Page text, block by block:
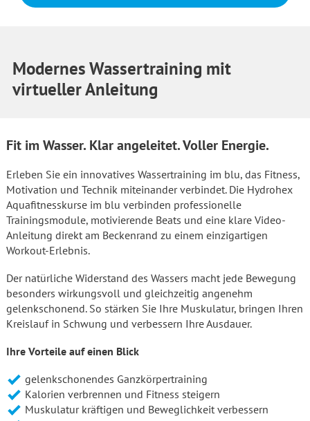
Modernes Wassertraining mit
virtueller Anleitung
Fit im Wasser. Klar angeleitet. Voller Energie.
Erleben Sie ein innovatives Wassertraining im blu, das Fitness,
Motivation und Technik miteinander verbindet. Die Hydrohex
Aquafitnesskurse im blu verbinden professionelle
Trainingsmodule, motivierende Beats und eine klare Video-
Anleitung direkt am Beckenrand zu einem einzigartigen
Workout-Erlebnis.
Der natürliche Widerstand des Wassers macht jede Bewegung
besonders wirkungsvoll und gleichzeitig angenehm
gelenkschonend. So stärken Sie Ihre Muskulatur, bringen Ihren
Kreislauf in Schwung und verbessern Ihre Ausdauer.
Ihre Vorteile auf einen Blick
gelenkschonendes Ganzkörpertraining
Kalorien verbrennen und Fitness steigern
Muskulatur kräftigen und Beweglichkeit verbessern